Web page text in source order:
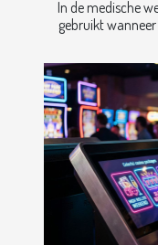
In de medische
gebruikt